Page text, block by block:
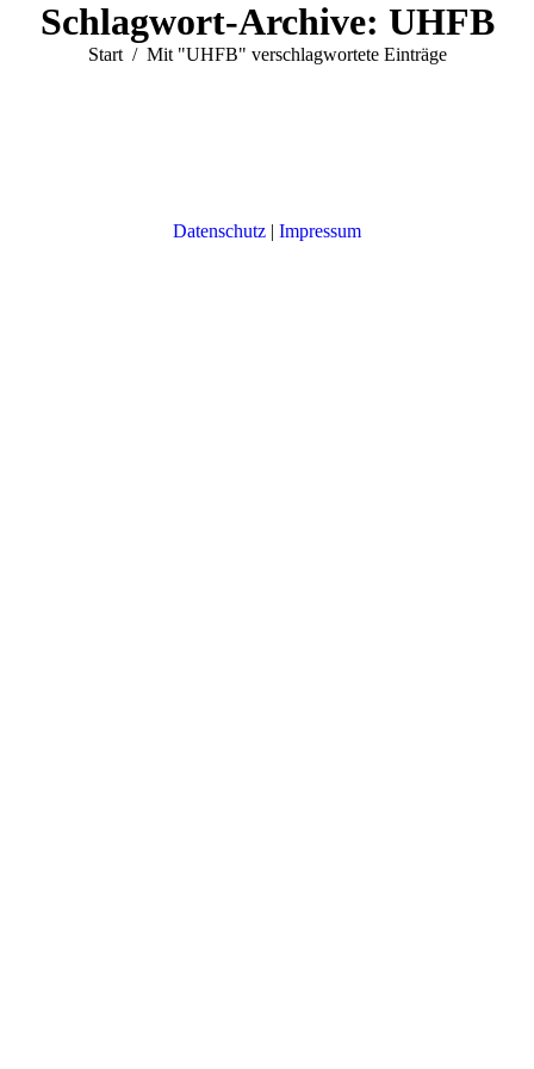
Schlagwort-Archive: UHFB
Sie befinden sich hier:
Start Mit "UHFB" verschlagwortete Einträge
Datenschutz | Impressum